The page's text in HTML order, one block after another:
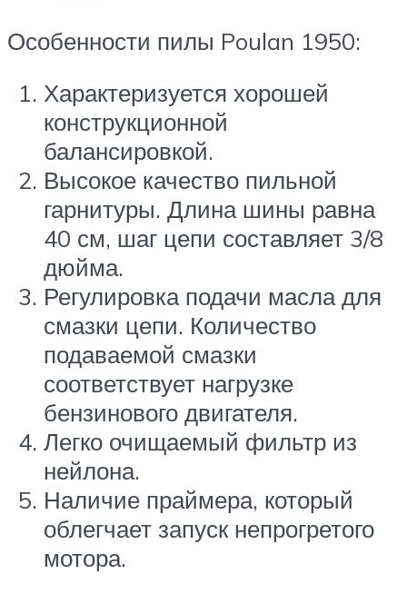
Особенности пилы Poulan 1950:
Характеризуется хорошей
конструкционной
балансировкой.
Высокое качество пильной
гарнитуры. Длина шины равна
40 см, шаг цепи составляет 3/8
дюйма.
Регулировка подачи масла для
смазки цепи. Количество
подаваемой смазки
соответствует нагрузке
бензинового двигателя.
Легко очищаемый фильтр из
нейлона.
Наличие праймера, который
облегчает запуск непрогретого
мотора.